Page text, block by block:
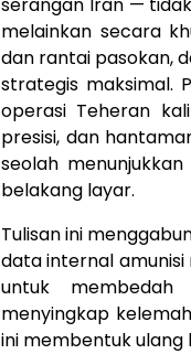
melainkan secara
dan rantai pasokan,
strategis maksimal.
operasi Teheran
presisi, dan
seolah
belakang layar.
Tulisan ini
data internal amunisi
untuk
menyingkap
ini membentuk ulang